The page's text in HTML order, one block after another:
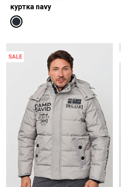
куртка navy
SALE